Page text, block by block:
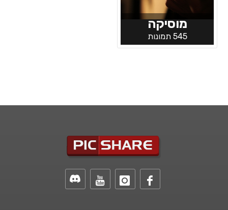
מוסיקה
545 תמונות